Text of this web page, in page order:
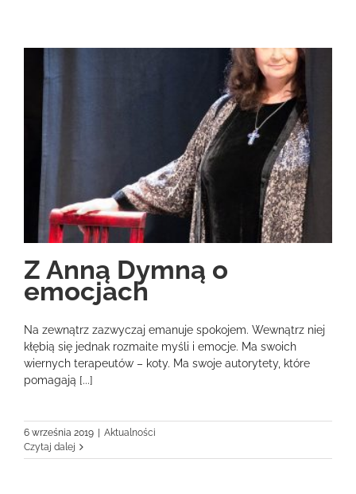
Z Anną Dymną o
emocjach
Na zewnątrz zazwyczaj emanuje spokojem. Wewnątrz niej
kłębią się jednak rozmaite myśli i emocje. Ma swoich
wiernych terapeutów – koty. Ma swoje autorytety, które
pomagają [...]
6 września 2019 | Aktualności
Czytaj dalej